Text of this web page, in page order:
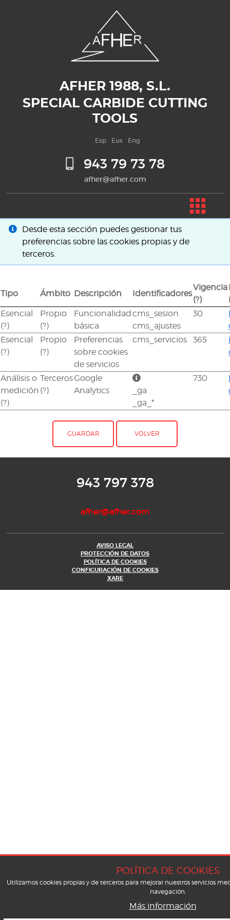
AFHER 1988, S.L.
SPECIAL CARBIDE CUTTING
TOOLS
Esp Eus Eng
943 79 73 78
afher@afher.com
Desde esta sección puedes gestionar tus
preferencias sobre las cookies propias y de
terceros.
Tipo Ámbito Descripción Identificadores
Vigencia
(?)
Esencial
(?)
Propio
(?)
Funcionalidad
básica
cms_sesion
cms_ajustes
30
Esencial
(?)
Propio
(?)
Preferencias
sobre cookies
de servicios
cms_servicios 365
Análisis o
medición
(?)
Terceros
(?)
Google
Analytics
_ga
_ga_*
730
GUARDAR VOLVER
943 797 378
afher@afher.com
AVISO LEGAL
PROTECCIÓN DE DATOS
POLÍTICA DE COOKIES
CONFIGURACIÓN DE COOKIES
XARE
POLÍTICA DE COOKIES
Utilizamos cookies propias y de terceros para mejorar nuestros servicios
navegación.
Más información